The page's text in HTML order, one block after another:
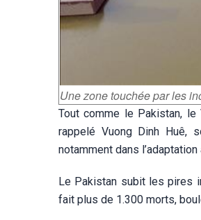
Une zone touchée par les
Tout comme le Pakistan,
rappelé Vuong Dinh Huê,
notamment dans
Le Pakistan subit les pires
fait plus de 1.300 morts,